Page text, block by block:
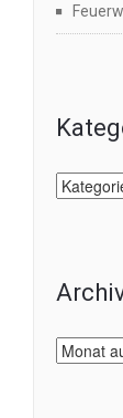
Archiv